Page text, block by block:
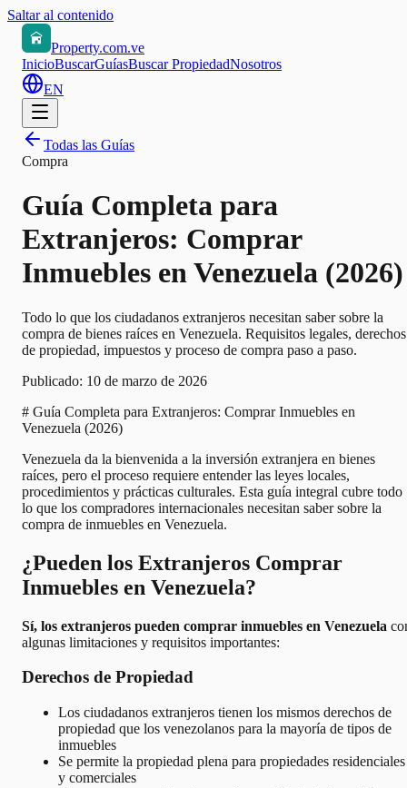
Saltar al contenido
Property.com.ve
InicioBuscarGuíasBuscar PropiedadNosotros
EN
Todas las Guías
Compra
Guía Completa para
Extranjeros: Comprar
Inmuebles en Venezuela (2026)
Todo lo que los ciudadanos extranjeros necesitan saber sobre la
compra de bienes raíces en Venezuela. Requisitos legales, derechos
de propiedad, impuestos y proceso de compra paso a paso.
Publicado: 10 de marzo de 2026
# Guía Completa para Extranjeros: Comprar Inmuebles en
Venezuela (2026)
Venezuela da la bienvenida a la inversión extranjera en bienes
raíces, pero el proceso requiere entender las leyes locales,
procedimientos y prácticas culturales. Esta guía integral cubre todo
lo que los compradores internacionales necesitan saber sobre la
compra de inmuebles en Venezuela.
¿Pueden los Extranjeros Comprar
Inmuebles en Venezuela?
Sí, los extranjeros pueden comprar inmuebles en Venezuela
algunas limitaciones y requisitos importantes:
Derechos de Propiedad
Los ciudadanos extranjeros tienen los mismos derechos de
propiedad que los venezolanos para la mayoría de tipos de
inmuebles
Se permite la propiedad plena para propiedades residenciales
y comerciales